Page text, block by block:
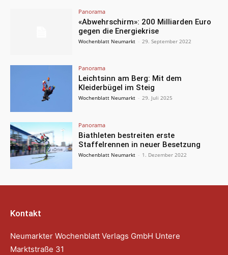
Panorama
«Abwehrschirm»: 200 Milliarden Euro
gegen die Energiekrise
Wochenblatt Neumarkt - 29. September 2022
Panorama
Leichtsinn am Berg: Mit dem
Kleiderbügel im Steig
Wochenblatt Neumarkt - 29. Juli 2025
Panorama
Biathleten bestreiten erste
Staffelrennen in neuer Besetzung
Wochenblatt Neumarkt - 1. Dezember 2022
Kontakt
Neumarkter Wochenblatt Verlags GmbH Untere
Marktstraße 31